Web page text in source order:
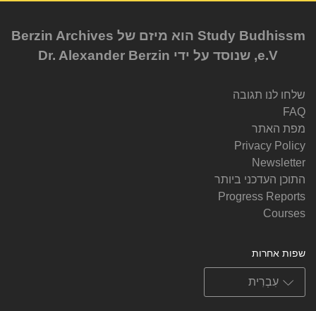
Study Budhissm הוא מיזם של Berzin Archives
e.V, שנוסד על ידי Dr. Alexander Berzin
שלחו לנו תגובה
FAQ
מפת האתר
Privacy Policy
Newsletter
התוכן העדכני ביותר
Progress Reports
Courses
שפות אחרות